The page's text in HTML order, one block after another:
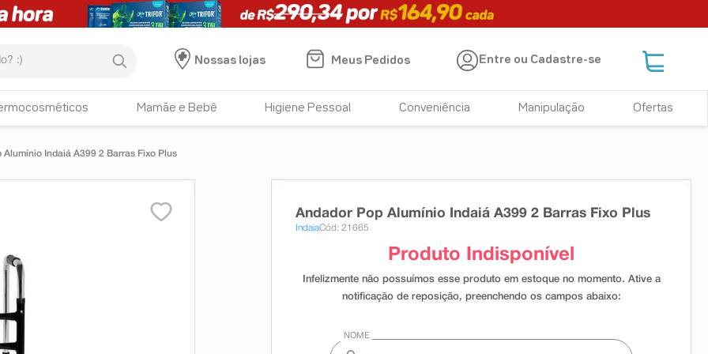
Nossas lojas
Meus Pedidos Entre ou Cadastre-se
Mamãe e Bebê Higiene Pessoal Conveniência Manipulação Ofertas
Alumínio Indaiá A399 2 Barras Fixo Plus
Andador Pop Alumínio Indaiá A399 2 Barras Fixo Plus
IndaiaCód: 21665